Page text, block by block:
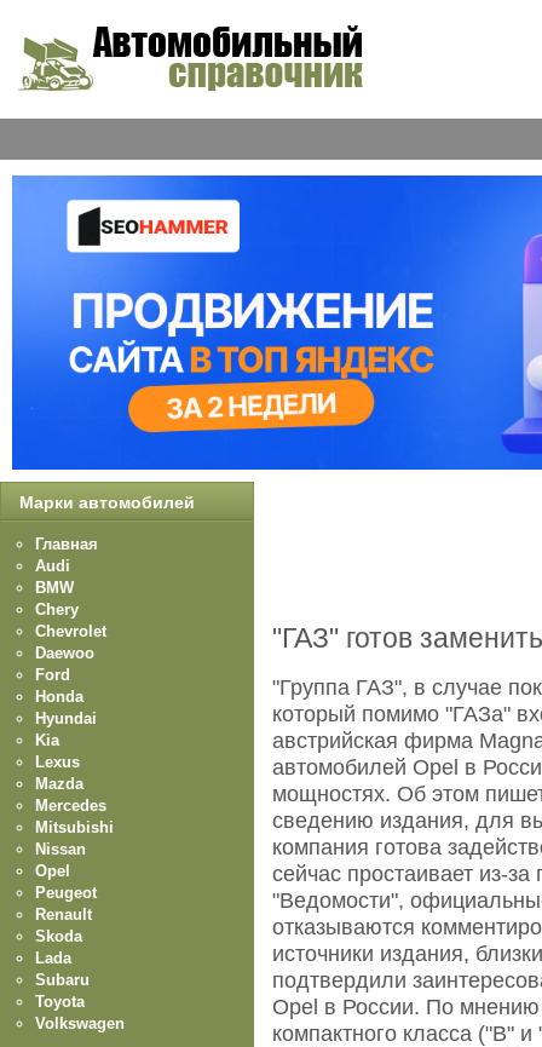
"ГАЗ" готов
"Группа ГАЗ", в случае
который помимо "ГАЗа"
австрийская фирма
автомобилей Opel в
мощностях. Об этом
сведению издания, для
компания готова
сейчас простаивает из-
"Ведомости",
отказываются
источники издания,
подтвердили
Opel в России. По
компактного класса ("В"
Марки автомобилей
Главная
Audi
BMW
Chery
Chevrolet
Daewoo
Ford
Honda
Hyundai
Kia
Lexus
Mazda
Mercedes
Mitsubishi
Nissan
Opel
Peugeot
Renault
Skoda
Lada
Subaru
Toyota
Volkswagen